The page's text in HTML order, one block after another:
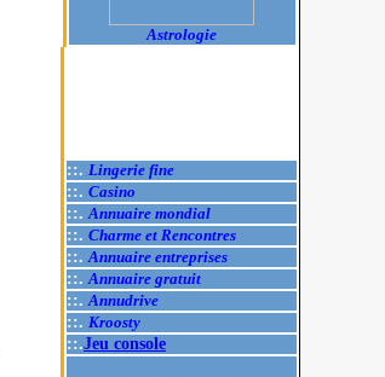
Astrologie
::. Lingerie fine
::. Casino
::.Annuaire mondial
::. Charme et Rencontres
::.Annuaire entreprises
::.Annuaire gratuit
::.Annudrive
::. Kroosty
::.Jeu console